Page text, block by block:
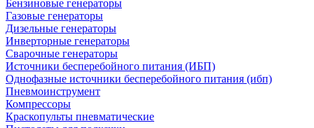
Бензиновые генераторы
Газовые генераторы
Дизельные генераторы
Инверторные генераторы
Сварочные генераторы
Источники бесперебойного питания (ИБП)
Однофазные источники бесперебойного питания (ибп)
Пневмоинструмент
Компрессоры
Краскопульты пневматические